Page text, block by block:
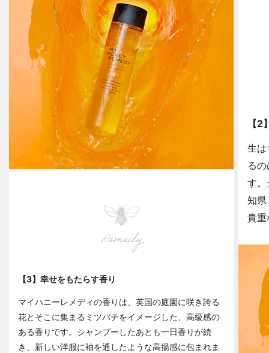
Remedy
【3】幸せをもたらす香り
マイハニーレメディの香りは、英国の庭園に咲き誇る
花とそこに集まるミツバチをイメージした、高級感の
ある香りです。シャンプーしたあとも一日香りが続
き、新しい洋服に袖を通したような高揚感に包まれま
【
生は
る
す。
知
貴重